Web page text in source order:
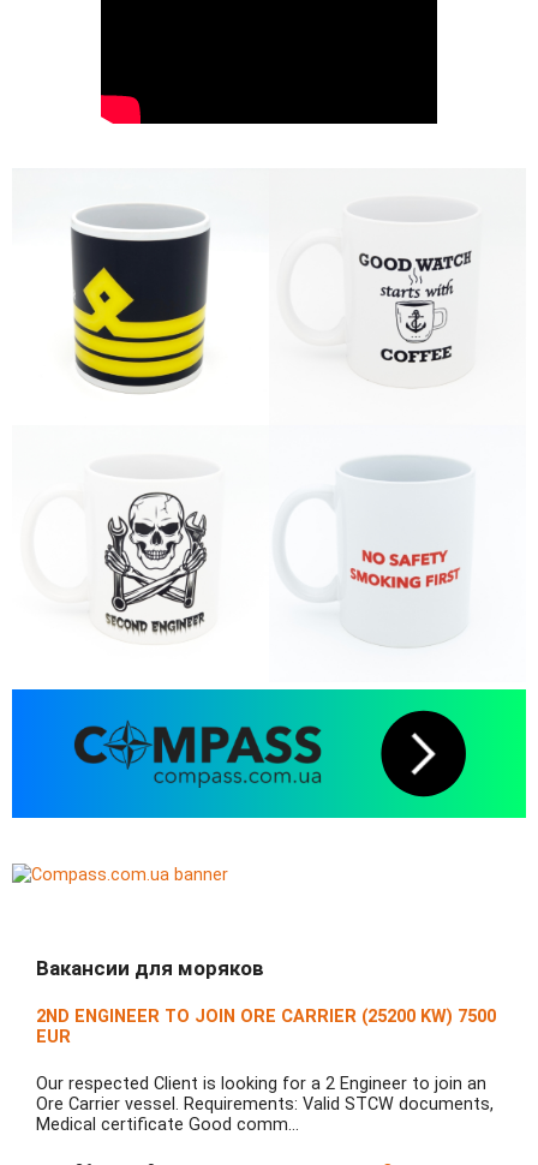
Вакансии для моряков
2ND ENGINEER TO JOIN ORE CARRIER (25200 KW) 7500
EUR
Our respected Client is looking for a 2 Engineer to join an
Ore Carrier vessel. Requirements: Valid STCW documents,
Medical certificate Good comm…